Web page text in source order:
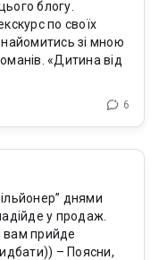
по своїх
зі мною
від
6
у продаж.
вам прийде
сповіщення, коли її можна буде придбати)) – Поясни,